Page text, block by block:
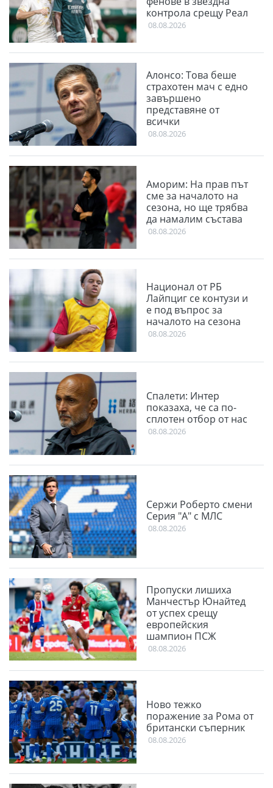
контрола срещу Реал
08.08.2026
Алонсо: Това беше
страхотен мач с едно
завършено
представяне от
всички
08.08.2026
Аморим: На прав път
сме за началото на
сезона, но ще трябва
да намалим състава
08.08.2026
Национал от РБ
Лайпциг се контузи и
е под въпрос за
началото на сезона
08.08.2026
Спалети: Интер
показаха, че са по-
сплотен отбор от нас
08.08.2026
Сержи Роберто смени
Серия "А" с МЛС
08.08.2026
Пропуски лишиха
Манчестър Юнайтед
от успех срещу
европейския
шампион ПСЖ
08.08.2026
Ново тежко
поражение за Рома от
британски съперник
08.08.2026